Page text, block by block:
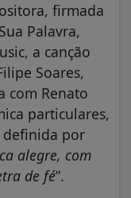
firmada
Palavra,
a canção
Soares,
com Renato
particulares,
definida por
alegre, com
de fé”.